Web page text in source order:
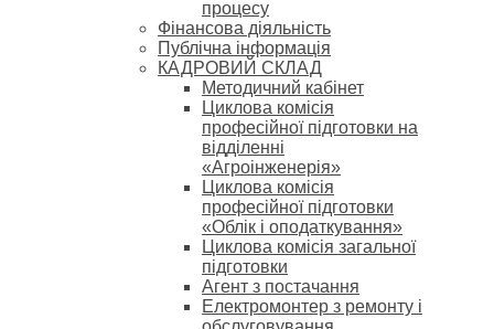
процесу
Фінансова діяльність
Публічна інформація
КАДРОВИЙ СКЛАД
Методичний кабінет
Циклова комісія
професійної підготовки на
відділенні
«Агроінженерія»
Циклова комісія
професійної підготовки
«Облік і оподаткування»
Циклова комісія загальної
підготовки
Агент з постачання
Електромонтер з ремонту і